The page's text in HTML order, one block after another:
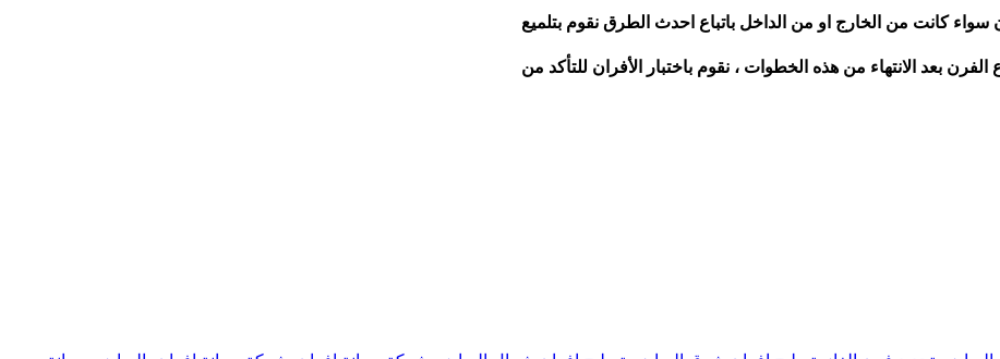
سواء كانت من الخارج او من الداخل باتباع احدث الطرق نقوم بتلميع
بعد الانتهاء من هذه الخطوات ، نقوم باختبار الأفران للتأكد من